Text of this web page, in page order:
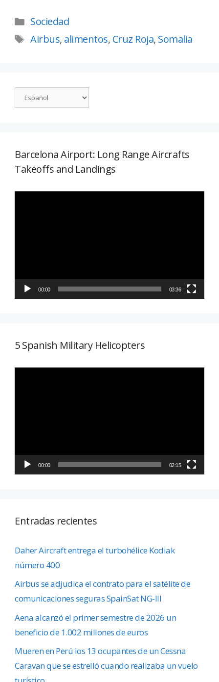
Sociedad
Airbus, alimentos, Cruz Roja, Somalia
Barcelona Airport: Long Range Aircrafts
Takeoffs and Landings
00:00 03:36
5 Spanish Military Helicopters
00:00 02:15
Entradas recientes
Daher Aircraft entrega el turbohélice Kodiak
número 400
Airbus se adjudica el contrato para el satélite de
comunicaciones seguras SpainSat NG-III
Aena alcanzó el primer semestre de 2026 un
beneficio de 1.002 millones de euros
Mueren en Perú los 13 ocupantes de un Cessna
Caravan que se estrelló cuando realizaba un vuelo